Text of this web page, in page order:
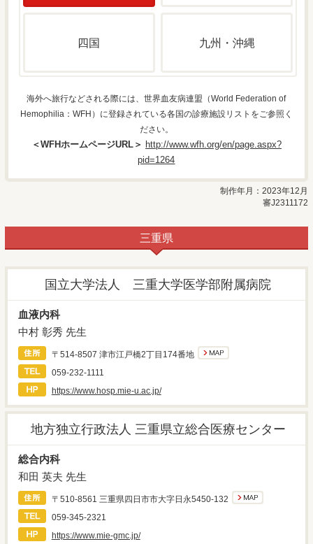
四国 九州・沖縄
海外へ旅行などされる際には、世界血友病連盟（World Federation of
Hemophilia：WFH）に登録されている各国の診療施設リストをご参照く
ださい。
＜WFHホームページURL＞ http://www.wfh.org/en/page.aspx?
pid=1264
制作年月：2023年12月
審J2311172
三重県
国立大学法人 三重大学医学部附属病院
血液内科
中村 彰秀 先生
〒514-8507 津市江戸橋2丁目174番地
059-232-1111
https://www.hosp.mie-u.ac.jp/
地方独立行政法人 三重県立総合医療センター
総合内科
和田 英夫 先生
〒510-8561 三重県四日市市大字日永5450-132
059-345-2321
https://www.mie-gmc.jp/